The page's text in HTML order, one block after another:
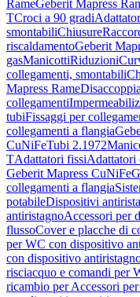
RameGeberit Mapress
TCroci a 90 gradi
smontabiliChiusure
riscaldamentoGeberit
gasManicottiRiduzioni
collegamenti, smontabili
Mapress Rame
collegamenti
tubiFissaggi per
collegamenti a flangia
CuNiFeTubi 2.1972
TAdattatori fissiAdattatori
Geberit Mapress CuNiFe
collegamenti a flangia
potabileDispositivi
antiristagnoAccessori per
flussoCover e placche di
per WC con dispositivo
con dispositivo
risciacquo e comandi per
ricambio per Accessori